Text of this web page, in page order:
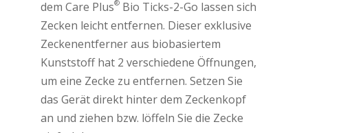
dem Care Plus®Bio Ticks-2-Go lassen sich
Zecken leicht entfernen. Dieser exklusive
Zeckenentferner aus biobasiertem
Kunststoff hat 2 verschiedene Öffnungen,
um eine Zecke zu entfernen. Setzen Sie
das Gerät direkt hinter dem Zeckenkopf
an und ziehen bzw. löffeln Sie die Zecke